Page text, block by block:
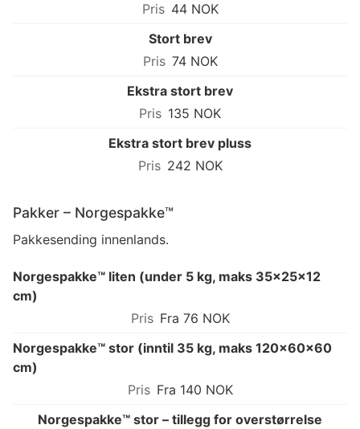
44 NOK
Stort brev
74 NOK
Ekstra stort brev
135 NOK
Ekstra stort brev pluss
242 NOK
Pakker – Norgespakke™
Pakkesending innenlands.
Norgespakke™ liten (under 5 kg, maks 35×25×12
cm)
Fra 76 NOK
Norgespakke™ stor (inntil 35 kg, maks 120×60×60
cm)
Fra 140 NOK
Norgespakke™ stor – tillegg for overstørrelse